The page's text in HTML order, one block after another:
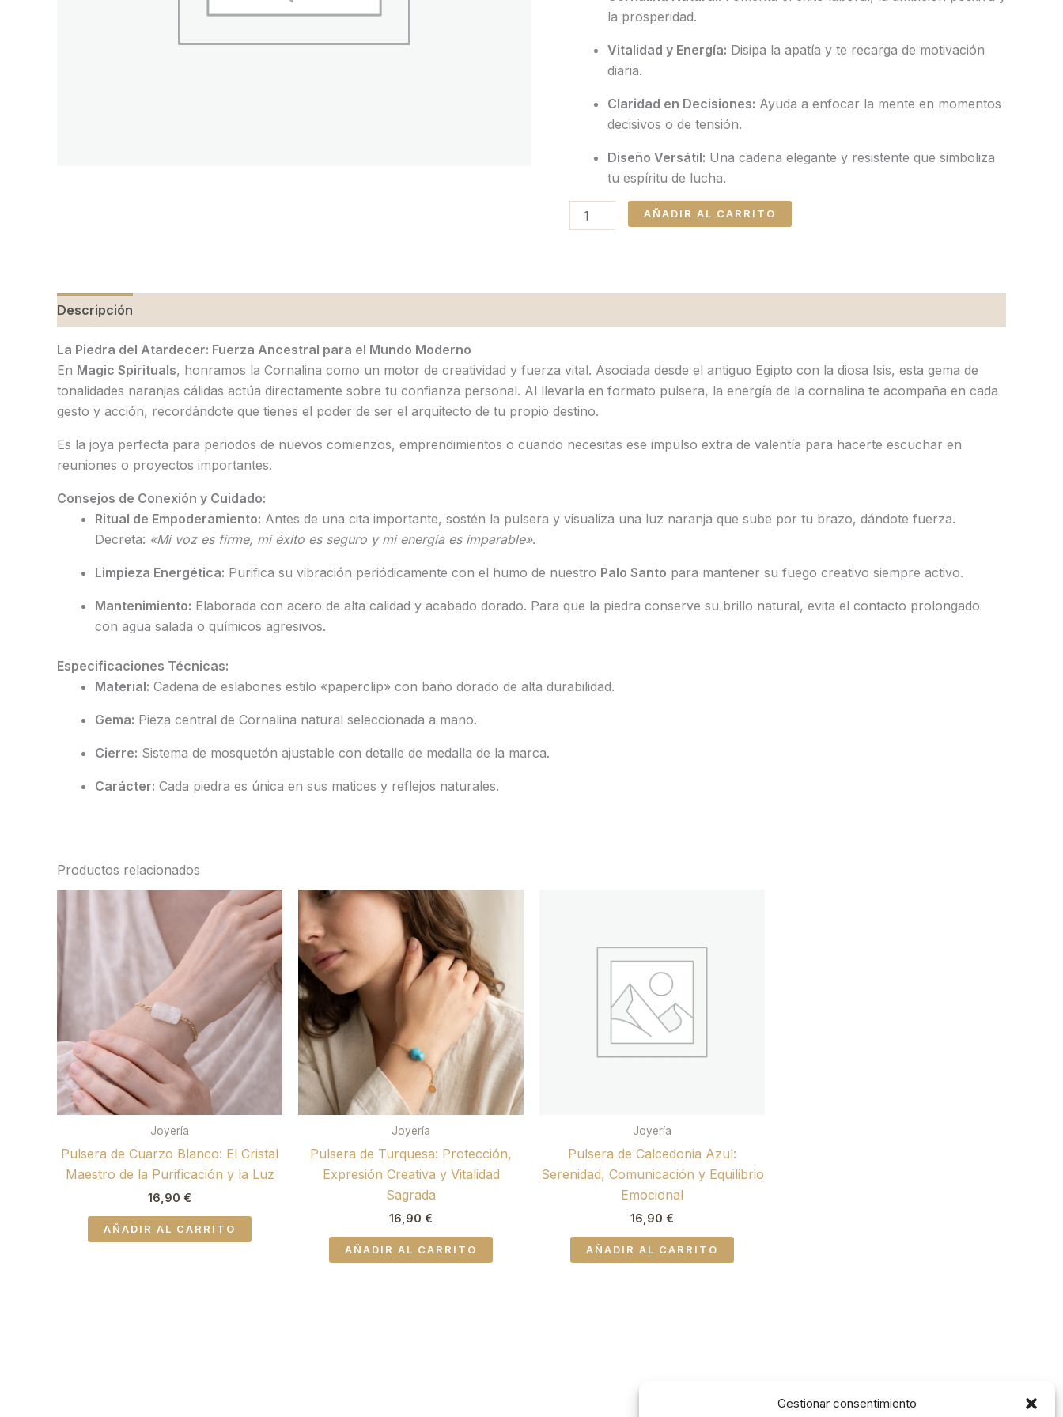
Gestionar consentimiento
la prosperidad.
Vitalidad y Energía: Disipa la apatía y te recarga de motivación
diaria.
Claridad en Decisiones: Ayuda a enfocar la mente en momentos
decisivos o de tensión.
Diseño Versátil: Una cadena elegante y resistente que simboliza
tu espíritu de lucha.
AÑADIR AL CARRITO
Descripción
La Piedra del Atardecer: Fuerza Ancestral para el Mundo Moderno
En Magic Spirituals, honramos la Cornalina como un motor de creatividad y fuerza vital. Asociada desde el antiguo Egipto con la diosa Isis, esta gema de
tonalidades naranjas cálidas actúa directamente sobre tu confianza personal. Al llevarla en formato pulsera, la energía de la cornalina te acompaña en cada
gesto y acción, recordándote que tienes el poder de ser el arquitecto de tu propio destino.
Es la joya perfecta para periodos de nuevos comienzos, emprendimientos o cuando necesitas ese impulso extra de valentía para hacerte escuchar en
reuniones o proyectos importantes.
Consejos de Conexión y Cuidado:
Ritual de Empoderamiento: Antes de una cita importante, sostén la pulsera y visualiza una luz naranja que sube por tu brazo, dándote fuerza.
Decreta: «Mi voz es firme, mi éxito es seguro y mi energía es imparable».
Limpieza Energética: Purifica su vibración periódicamente con el humo de nuestro Palo Santo para mantener su fuego creativo siempre activo.
Mantenimiento: Elaborada con acero de alta calidad y acabado dorado. Para que la piedra conserve su brillo natural, evita el contacto prolongado
con agua salada o químicos agresivos.
Especificaciones Técnicas:
Material: Cadena de eslabones estilo «paperclip» con baño dorado de alta durabilidad.
Gema: Pieza central de Cornalina natural seleccionada a mano.
Cierre: Sistema de mosquetón ajustable con detalle de medalla de la marca.
Carácter: Cada piedra es única en sus matices y reflejos naturales.
Productos relacionados
Joyería
Pulsera de Cuarzo Blanco: El Cristal
Maestro de la Purificación y la Luz
16,90 €
AÑADIR AL CARRITO
Joyería
Pulsera de Turquesa: Protección,
Expresión Creativa y Vitalidad
Sagrada
16,90 €
AÑADIR AL CARRITO
Joyería
Pulsera de Calcedonia Azul:
Serenidad, Comunicación y Equilibrio
Emocional
16,90 €
AÑADIR AL CARRITO